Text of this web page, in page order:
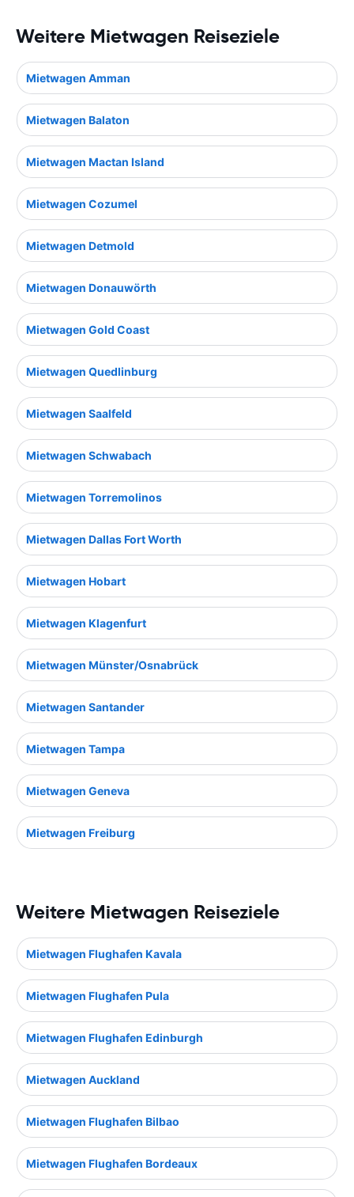
Weitere Mietwagen Reiseziele
Mietwagen Amman
Mietwagen Balaton
Mietwagen Mactan Island
Mietwagen Cozumel
Mietwagen Detmold
Mietwagen Donauwörth
Mietwagen Gold Coast
Mietwagen Quedlinburg
Mietwagen Saalfeld
Mietwagen Schwabach
Mietwagen Torremolinos
Mietwagen Dallas Fort Worth
Mietwagen Hobart
Mietwagen Klagenfurt
Mietwagen Münster/Osnabrück
Mietwagen Santander
Mietwagen Tampa
Mietwagen Geneva
Mietwagen Freiburg
Weitere Mietwagen Reiseziele
Mietwagen Flughafen Kavala
Mietwagen Flughafen Pula
Mietwagen Flughafen Edinburgh
Mietwagen Auckland
Mietwagen Flughafen Bilbao
Mietwagen Flughafen Bordeaux